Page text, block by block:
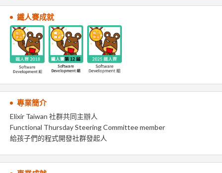
鐵人賽成就
專業簡介
Elixir Taiwan 社群共同主辦人
Functional Thursday Steering Committee member
給孩子們的程式開發社群發起人